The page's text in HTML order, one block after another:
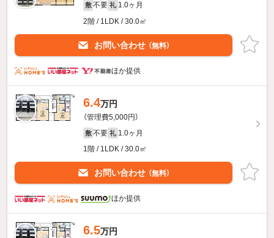
敷 不要 礼 1.0ヶ月
2階 / 1LDK / 30.0㎡
お問い合わせ （無料）
ほか提供
6.4万円
（管理費5,000円）
敷 不要 礼 1.0ヶ月
1階 / 1LDK / 30.0㎡
お問い合わせ （無料）
ほか提供
6.5万円